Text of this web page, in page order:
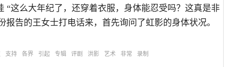
“这么大年纪了，还穿着衣服，身体能忍受吗？这真是非
告的王女士打电话来，首先询问了虹影的身体状况。
支持 各界 引起 专辑 评剧 洪影 艺术 非常 录制